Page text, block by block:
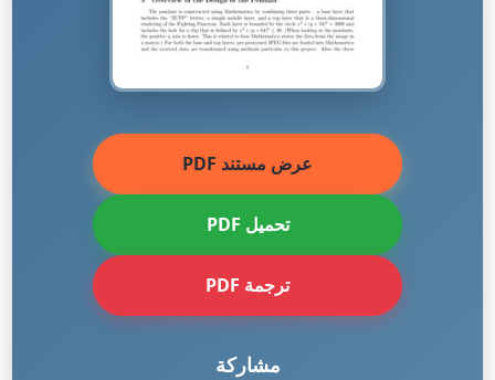
عرض مستند PDF
تحميل PDF
ترجمة PDF
مشاركة